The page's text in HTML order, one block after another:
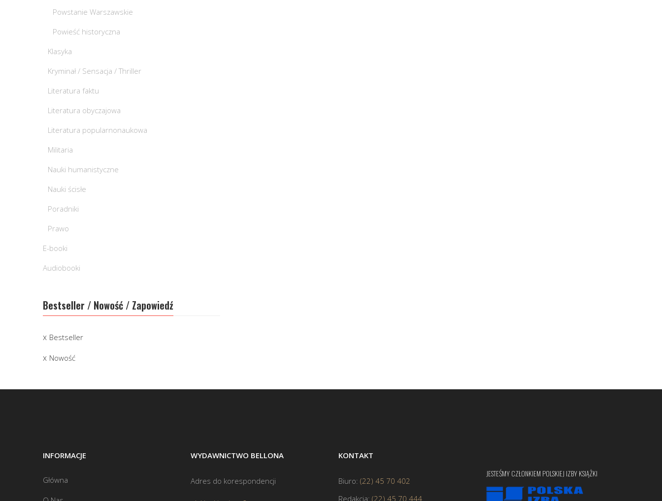
Powstanie Warszawskie
Powieść historyczna
Klasyka
Kryminał / Sensacja / Thriller
Literatura faktu
Literatura obyczajowa
Literatura popularnonaukowa
Militaria
Nauki humanistyczne
Nauki ścisłe
Poradniki
Prawo
E-booki
Audiobooki
Bestseller / Nowość / Zapowiedź
Bestseller
Nowość
INFORMACJE
Główna
WYDAWNICTWO BELLONA
Adres do korespondencji
KONTAKT
Biuro: (22) 45 70 402
Redakcja: (22) 45 70 444
JESTEŚMY CZŁONKIEM POLSKIEJ IZBY KSIĄŻKI